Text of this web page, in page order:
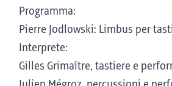
Programma:
Pierre Jodlowski: Limbus per
Interprete:
Gilles Grimaître, tastiere e